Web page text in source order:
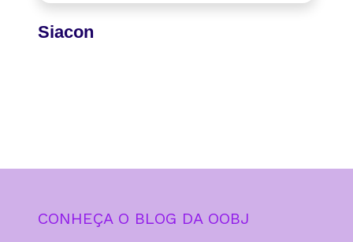
Siacon
CONHEÇA O BLOG DA OOBJ